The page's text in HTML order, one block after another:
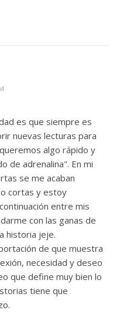
es que siempre es
nuevas lecturas para
algo rápido y
de adrenalina". En mi
se me acaban
cortas y estoy
entre mis
con las ganas de
historia jeje.
de que muestra
necesidad y deseo
que define muy bien lo
tiene que